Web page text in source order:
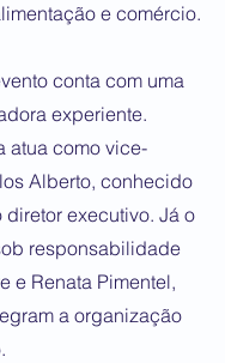
e comércio.
conta com uma
experiente.
atua como vice-
Alberto, conhecido
diretor executivo. Já o
responsabilidade
e Renata Pimentel,
a organização